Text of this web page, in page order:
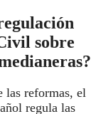
sobre
las reformas, el
regula las